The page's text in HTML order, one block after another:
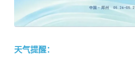
天气提醒：